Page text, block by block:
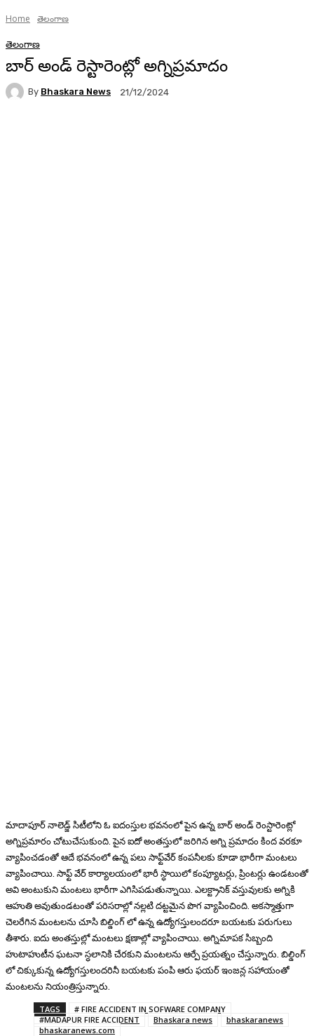
Home తెలంగాణ
తెలంగాణ
బార్ అండ్ రెస్టారెంట్లో అగ్నిప్రమాదం
By Bhaskara News 21/12/2024
మాదాపూర్ నాలెడ్జ్ సిటీలోని ఓ ఐదంస్తుల భవనంలో పైన ఉన్న బార్ అండ్ రెంస్టారెంట్లో
అగ్నిప్రమారం చోటుచేసుకుంది. పైన ఐదో అంతస్తులో జరిగిన అగ్ని ప్రమాదం కింద వరకూ
వ్యాపించడంతో ఆదే భవనంలో ఉన్న పలు సాఫ్ట్‌వేర్ కంపనీ‌లకు కూడా భారీగా మంటలు
వ్యాపించాయి. సాఫ్ట్ వేర్ కార్యాలయంలో భారీ స్ధాయిలో కంప్యూటర్లు, ప్రింటర్లు ఉండటంతో
అవి అంటుకుని మంటలు భారీగా ఎగిసిపడుతున్నాయి. ఎలక్ట్రానిక్ వస్తువులకు అగ్నికి
ఆహుతి అవుతుండటంతో పరిసరాల్లో నల్లటి దట్టమైన పొగ వ్యాపించింది. అకస్మాత్తుగా
చెలరేగిన మంటలను చూసి బిల్డింగ్ లో ఉన్న ఉద్యోగస్తులందరూ బయటకు పరుగులు
తీశారు. ఐదు అంతస్తుల్లో మంటలు క్షణాల్లో వ్యాపించాయి. అగ్నిమాపక సిబ్బంది
హుటాహుటీన ఘటనా స్ధలానికి చేరకుని మంటలను ఆర్పే ప్రయత్నం చేస్తున్నారు. బిల్డింగ్
లో చిక్కుకున్న ఉద్యోగస్తులందరినీ బయటకు పంపి ఆరు ఫయర్ ఇంజన్ల సహాయంతో
మంటలను నియంత్రిస్తున్నారు.
TAGS
# FIRE ACCIDENT IN SOFWARE COMPANY
#MADAPUR FIRE ACCIDENT
Bhaskara news
bhaskaranews
bhaskaranews.com